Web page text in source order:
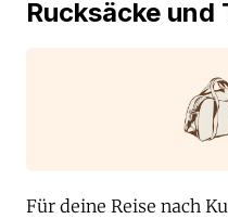
Rucksäcke und
Für deine Reise nach